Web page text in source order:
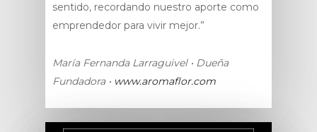
sentido, recordando nuestro aporte como
emprendedor para vivir mejor.”
María Fernanda Larraguivel • Dueña
Fundadora • www.aromaflor.com